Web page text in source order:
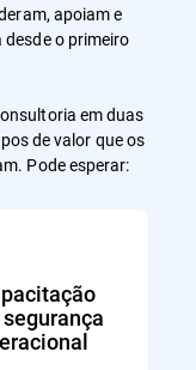
apoiam e
o primeiro
em duas
de valor que os
Pode esperar: